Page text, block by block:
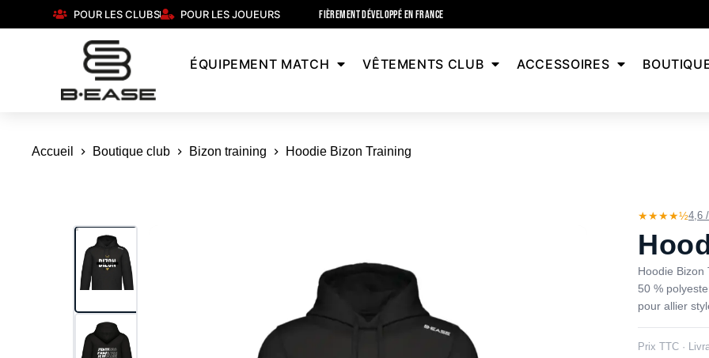
POUR LES CLUBS POUR LES JOUEURS FIÈREMENT DÉVELOPPÉ EN FRANCE
ÉQUIPEMENT MATCH VÊTEMENTS CLUB ACCESSOIRES
Accueil Boutique club Bizon training Hoodie Bizon Training
★★★★½4,6
Hoodie Bizon
50 %
pour allier
Prix TTC ·